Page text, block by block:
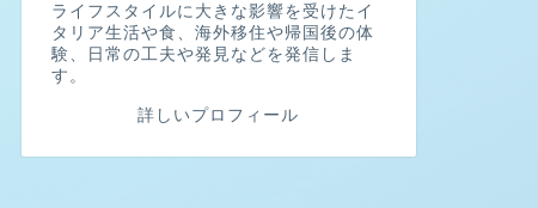
ライフスタイルに大きな影響を受けたイ
タリア生活や食、海外移住や帰国後の体
験、日常の工夫や発見などを発信しま
す。
詳しいプロフィール